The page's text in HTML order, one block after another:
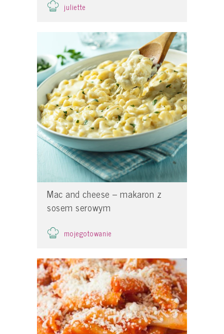
juliette
Mac and cheese – makaron z
sosem serowym
mojegotowanie